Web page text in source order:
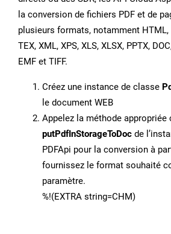
la conversion de fichiers PDF et de
plusieurs formats, notamment HTML,
TEX, XML, XPS, XLS, XLSX, PPTX,
EMF et TIFF.
Créez une instance de classe
le document WEB
Appelez la méthode
putPdfInStorageToDoc de
PDFApi pour la conversion à
fournissez le format souhaité
paramètre.
%!(EXTRA string=CHM)